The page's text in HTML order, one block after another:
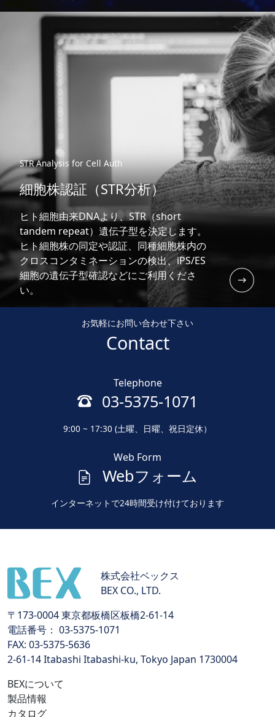
STR Analysis for Cell Auth
細胞株認証（STR分析）
ヒト細胞由来DNAより、STR（short
tandem repeat）遺伝子型を決定します。
ヒト細胞株の同定や認証、同種細胞株内の
クロスコンタミネーションの検出、iPS/ES
細胞の遺伝子型確認などにご利用くださ
い。
お気軽にお問い合わせ下さい
Contact
Telephone
03-5375-1071
9:00 ~ 17:30 (土曜、日曜、祝日定休）
Web Form
Webフォーム
インターネットで24時間受け付けております
株式会社ベックス
BEX CO., LTD.
〒173-0004 東京都板橋区板橋2-61-14
電話番号： 03-5375-1071
FAX: 03-5375-5636
2-61-14 Itabashi Itabashi-ku, Tokyo Japan 1730004
BEXについて
製品情報
カタログ